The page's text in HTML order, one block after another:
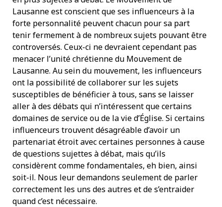
Lausanne est conscient que ses influenceurs à la
forte personnalité peuvent chacun pour sa part
tenir fermement à de nombreux sujets pouvant être
controversés. Ceux-ci ne devraient cependant pas
menacer l’unité chrétienne du Mouvement de
Lausanne. Au sein du mouvement, les influenceurs
ont la possibilité de collaborer sur les sujets
susceptibles de bénéficier à tous, sans se laisser
aller à des débats qui n’intéressent que certains
domaines de service ou de la vie d’Église. Si certains
influenceurs trouvent désagréable d’avoir un
partenariat étroit avec certaines personnes à cause
de questions sujettes à débat, mais qu’ils
considèrent comme fondamentales, eh bien, ainsi
soit-il. Nous leur demandons seulement de parler
correctement les uns des autres et de s’entraider
quand c’est nécessaire.